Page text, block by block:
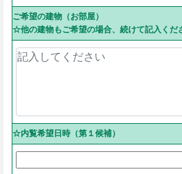
ご希望の建物（お部屋）
☆他の建物もご希望の場合、続けて記入くだ
☆内覧希望日時（第１候補）